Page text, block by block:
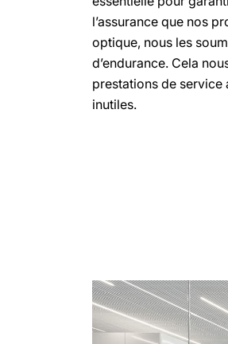
l’assurance que nos
optique, nous les
d’endurance. Cela
prestations de service
inutiles.